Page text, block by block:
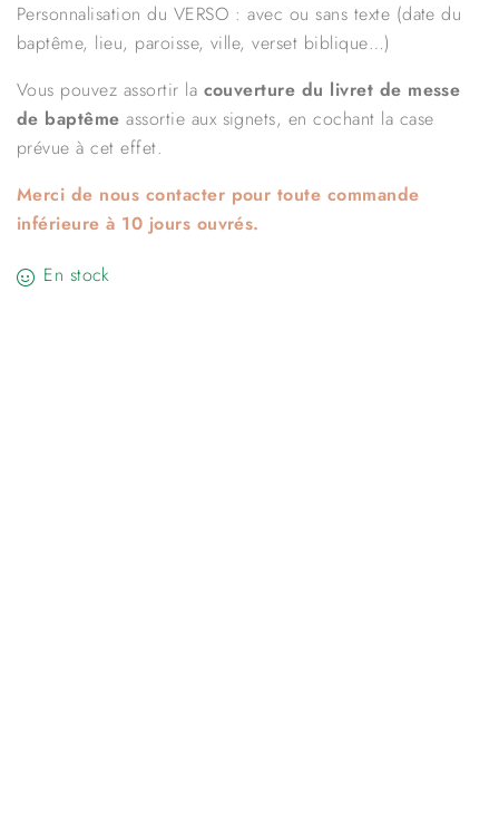
Personnalisation du VERSO : avec ou sans texte (date du
baptême, lieu, paroisse, ville, verset biblique…)
Vous pouvez assortir la couverture du livret de messe
de baptême assortie aux signets, en cochant la case
prévue à cet effet.
Merci de nous contacter pour toute commande
inférieure à 10 jours ouvrés.
En stock